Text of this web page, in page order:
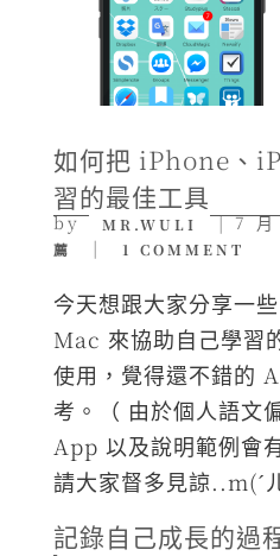
如何把 iPhone、
習的最佳工具
by MR.WULI |7
薦
| 1 COMMENT
今天想跟大家分享一
Mac 來協助自己學習
使用，覺得還不錯的
考。（ 由於個人語文
App 以及說明範例會
請大家督多見諒..m(ˊ
記錄自己成長的